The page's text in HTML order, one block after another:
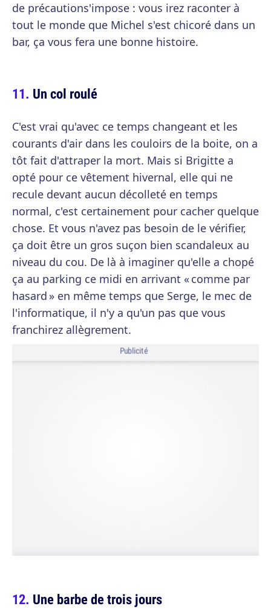
de précautions'impose : vous irez raconter à
tout le monde que Michel s'est chicoré dans un
bar, ça vous fera une bonne histoire.
Un col roulé
C'est vrai qu'avec ce temps changeant et les
courants d'air dans les couloirs de la boite, on a
tôt fait d'attraper la mort. Mais si Brigitte a
opté pour ce vêtement hivernal, elle qui ne
recule devant aucun décolleté en temps
normal, c'est certainement pour cacher quelque
chose. Et vous n'avez pas besoin de le vérifier,
ça doit être un gros suçon bien scandaleux au
niveau du cou. De là à imaginer qu'elle a chopé
ça au parking ce midi en arrivant « comme par
hasard » en même temps que Serge, le mec de
l'informatique, il n'y a qu'un pas que vous
franchirez allègrement.
Publicité
Une barbe de trois jours